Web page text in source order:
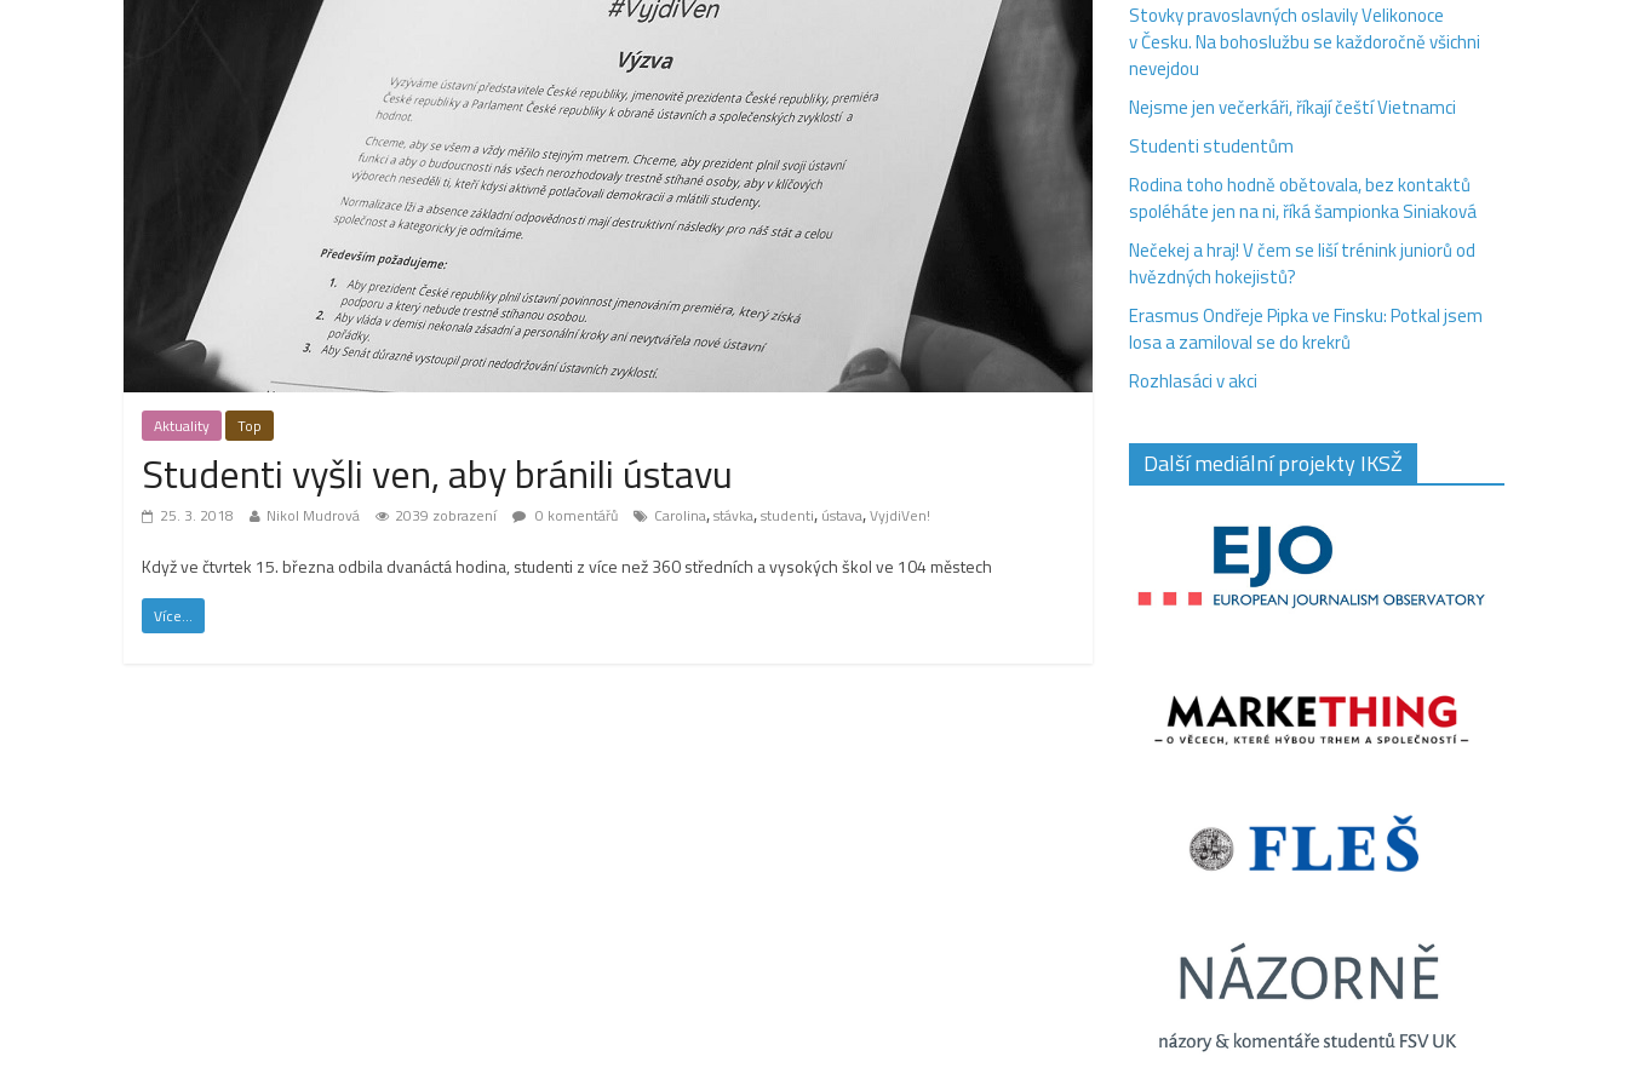
Aktuality Top
Studenti vyšli ven, aby bránili ústavu
25. 3. 2018 Nikol Mudrová 2039 zobrazení 0 komentářů Carolina,stávka,studenti, ústava,VyjdiVen!
Když ve čtvrtek 15. března odbila dvanáctá hodina, studenti z více než 360 středních a vysokých škol ve 104 městech
Více...
Stovky pravoslavných oslavily Velikonoce
v Česku. Na bohoslužbu se každoročně všichni
nevejdou
Nejsme jen večerkáři, říkají čeští Vietnamci
Studenti studentům
Rodina toho hodně obětovala, bez kontaktů
spoléháte jen na ni, říká šampionka Siniaková
Nečekej a hraj! V čem se liší trénink juniorů od
hvězdných hokejistů?
Erasmus Ondřeje Pipka ve Finsku: Potkal jsem
losa a zamiloval se do krekrů
Rozhlasáci v akci
Další mediální projekty IKSŽ